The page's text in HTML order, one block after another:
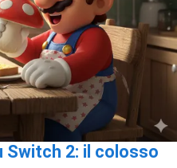
Switch 2: il colosso